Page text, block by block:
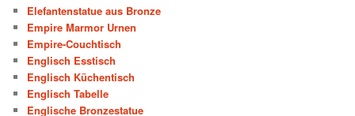
Elefantenstatue aus Bronze
Empire Marmor Urnen
Empire-Couchtisch
Englisch Esstisch
Englisch Küchentisch
Englisch Tabelle
Englische Bronzestatue